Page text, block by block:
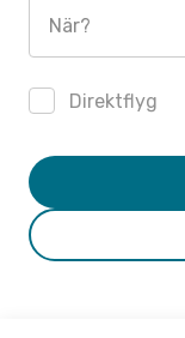
När?
Direktflyg